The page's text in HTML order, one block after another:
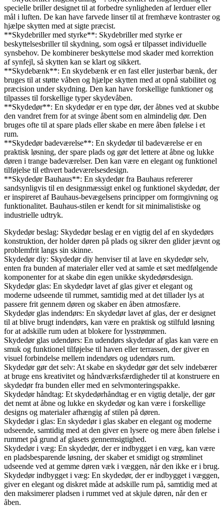
specielle briller designet til at forbedre synligheden af lerduer eller
mål i luften. De kan have farvede linser til at fremhæve kontraster og
hjælpe skytten med at sigte præcist.
**Skydebriller med styrke**: Skydebriller med styrke er
beskyttelsesbriller til skydning, som også er tilpasset individuelle
synsbehov. De kombinerer beskyttelse mod skader med korrektion
af synfejl, så skytten kan se klart og sikkert.
**Skydebænk**: En skydebænk er en fast eller justerbar bænk, der
bruges til at støtte våben og hjælpe skytten med at opnå stabilitet og
præcision under skydning. Den kan have forskellige funktioner og
tilpasses til forskellige typer skydevåben.
**Skydedør**: En skydedør er en type dør, der åbnes ved at skubbe
den vandret frem for at svinge åbent som en almindelig dør. Den
bruges ofte til at spare plads eller skabe en mere åben følelse i et
rum.
**Skydedør badeværelse**: En skydedør til badeværelse er en
praktisk løsning, der spare plads og gør det lettere at åbne og lukke
døren i trange badeværelser. Den kan være en elegant og funktionel
tilføjelse til ethvert badeværelsesdesign.
**Skydedør Bauhaus**: En skydedør fra Bauhaus refererer
sandsynligvis til en designmæssigt enkel og funktionel skydedør, der
er inspireret af Bauhaus-bevægelsens principper om formgivning og
funktionalitet. Bauhaus-stilen er kendt for sit minimalistiske og
industrielle udtryk.
Skydedør beslag: Skydedør beslag er en vigtig del af en skydedørs
konstruktion, der holder døren på plads og sikrer den glider jævnt og
problemfrit langs sin skinne.
Skydedør diy: Skydedør diy henviser til at lave en skydedør selv,
enten fra bunden af materialer eller ved at samle et sæt medfølgende
komponenter for at skabe din egen unikke skydedørsdesign.
Skydedør glas: En skydedør lavet af glas giver et elegant og
moderne udseende til rummet, samtidig med at det tillader lys at
passere frit gennem døren og skaber en åben atmosfære.
Skydedør glas indendørs: En skydedør lavet af glas, der er designet
til at blive brugt indendørs, kan være en praktisk og stilfuld løsning
for at adskille rum uden at blokere for lysstrømmen.
Skydedør glas udendørs: En udendørs skydedør af glas kan være en
smuk og funktionel tilføjelse til haven eller terrassen, der giver en
visuel forbindelse mellem indendørs og udendørs rum.
Skydedør gør det selv: At skabe en skydedør gør det selv indebærer
at bruge ens kreativitet og håndværksfærdigheder til at konstruere en
skydedør fra bunden eller med en selvmonteringspakke.
Skydedør håndtag: Et skydedørhåndtag er en vigtig detalje, der gør
det nemt at åbne og lukke en skydedør og kan være i forskellige
designs og materialer afhængig af stilen på døren.
Skydedør i glas: En skydedør i glas skaber en elegant og moderne
udseende, samtidig med at den giver en lysere og mere åben følelse i
rummet på grund af glasets gennemsigtighed.
Skydedør i væg: En skydedør, der er indbygget i en væg, kan være
en pladsbesparende løsning, der skaber et smidigt og strømlinet
udseende ved at gemme døren væk i væggen, når den ikke er i brug.
Skydedør indbygget i væg: En skydedør, der er indbygget i væggen,
giver en elegant og diskret måde at adskille rum på, samtidig med at
den maksimerer pladsen i rummet ved at skjule døren, når den er
åben.